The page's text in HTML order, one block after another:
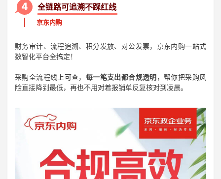
4
全链路可追溯不踩红线
京东内购
财务审计、流程追溯、积分发放、对公发票，京东内购一站式
数智化平台全搞定！
采购全流程线上可查， 每一笔支出都合规透明，帮你把采购风
险直接降到最低，再也不用对着报销单反复核对到凌晨。